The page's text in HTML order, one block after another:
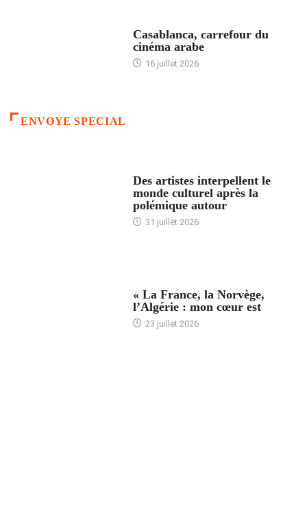
Casablanca, carrefour du
cinéma arabe
16 juillet 2026
ENVOYE SPECIAL
Des artistes interpellent le
monde culturel après la
polémique autour
31 juillet 2026
« La France, la Norvège,
l’Algérie : mon cœur est
23 juillet 2026